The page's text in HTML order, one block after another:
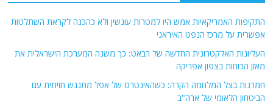
התקיפות האמריקאיות אמש היו למטרות עונשין ולא כהכנה לקראת השתלטות
אפשרית על מרכז הנפט האיראני
העליונות האלקטרונית החדשה של רבאט: כך משנה המערכת הישראלית את
מאזן הכוחות בצפון אפריקה
חמדנות בצל המלחמה הקרה: כשהאינטרס של אפל מתנגש חזיתית עם
הביטחון הלאומי של ארה"ב